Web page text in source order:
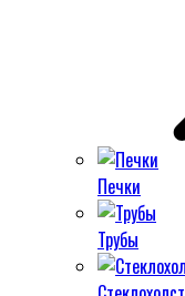
Печки
Трубы